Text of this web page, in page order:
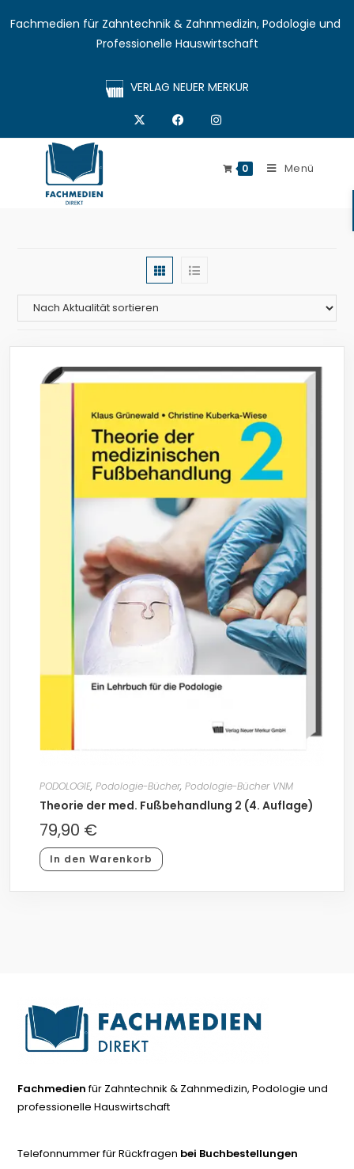
Fachmedien für Zahntechnik & Zahnmedizin, Podologie und
Professionelle Hauswirtschaft
VERLAG NEUER MERKUR
0 Menü
PODOLOGIE, Podologie-Bücher, Podologie-Bücher VNM
Theorie der med. Fußbehandlung 2 (4. Auflage)
79,90 €
In den Warenkorb
Fachmedienfür Zahntechnik & Zahnmedizin, Podologie und
professionelle Hauswirtschaft
Telefonnummer für Rückfragen bei Buchbestellungen